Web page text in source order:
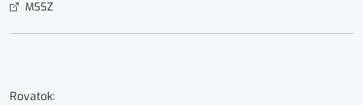
MSSZ
Rovatok: